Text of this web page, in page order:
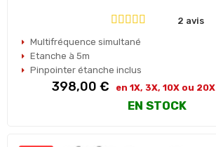
2 avis
Multifréquence simultané
Etanche à 5m
Pinpointer étanche inclus
Prix
398,00 € en 1X, 3X, 10X ou 20X
EN STOCK